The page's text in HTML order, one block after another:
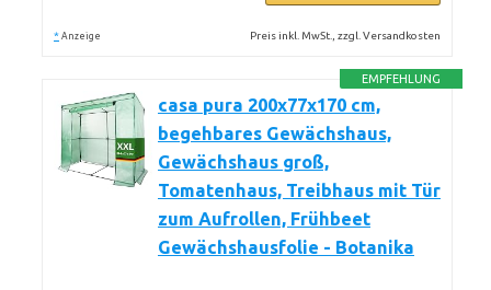
* Anzeige Preis inkl. MwSt., zzgl. Versandkosten
EMPFEHLUNG
casa pura 200x77x170 cm,
begehbares Gewächshaus,
Gewächshaus groß,
Tomatenhaus, Treibhaus mit Tür
zum Aufrollen, Frühbeet
Gewächshausfolie - Botanika